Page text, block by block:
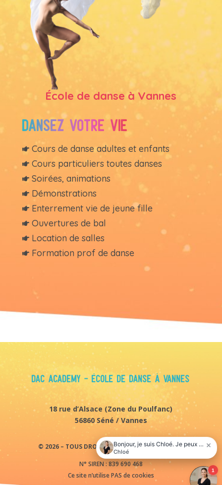
École de danse à Vannes
Dansez votre vie
 Cours de danse adultes et enfants
 Cours particuliers toutes danses
 Soirées, animations
 Démonstrations
 Enterrement vie de jeune fille
 Ouvertures de bal
 Location de salles
 Formation prof de danse
DAC Academy - École de danse à Vannes
18 rue d’Alsace (Zone du Poulfanc)
56860 Séné / Vannes
© 2026 – TOUS DROITS RÉSERVÉS. DAC ACADEMY
N° SIREN : 839 690 468
Ce site n’utilise PAS de cookies